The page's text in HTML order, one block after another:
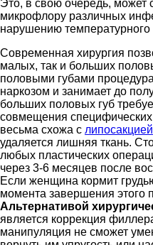
Это, в свою очередь, может
микрофлору различных
нарушению
Современная хирургия
малых, так и больших
половыми губами
наркозом и занимает до
больших половых губ
совмещения
весьма схожа с липосакцией
удаляется лишняя ткань.
любых пластических
через 3-6 месяцев после
Если женщина кормит
момента завершения этого
Альтернативой
является коррекция
манипуляция не сможет